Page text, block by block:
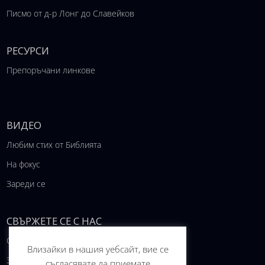
Писмо от д-р Лонг до Славейков
РЕСУРСИ
Препоръчани линкове
ВИДЕО
Любим стих от Библията
На фокус
Зареди се
СВЪРЖЕТЕ СЕ С НАС
Свържете се с нас
За проекта
Влизайки в нашия уебсайт, вие се